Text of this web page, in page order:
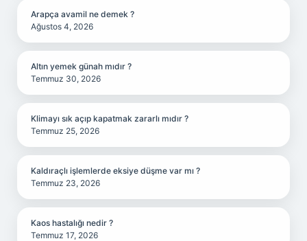
Arapça avamil ne demek ?
Ağustos 4, 2026
Altın yemek günah mıdır ?
Temmuz 30, 2026
Klimayı sık açıp kapatmak zararlı mıdır ?
Temmuz 25, 2026
Kaldıraçlı işlemlerde eksiye düşme var mı ?
Temmuz 23, 2026
Kaos hastalığı nedir ?
Temmuz 17, 2026